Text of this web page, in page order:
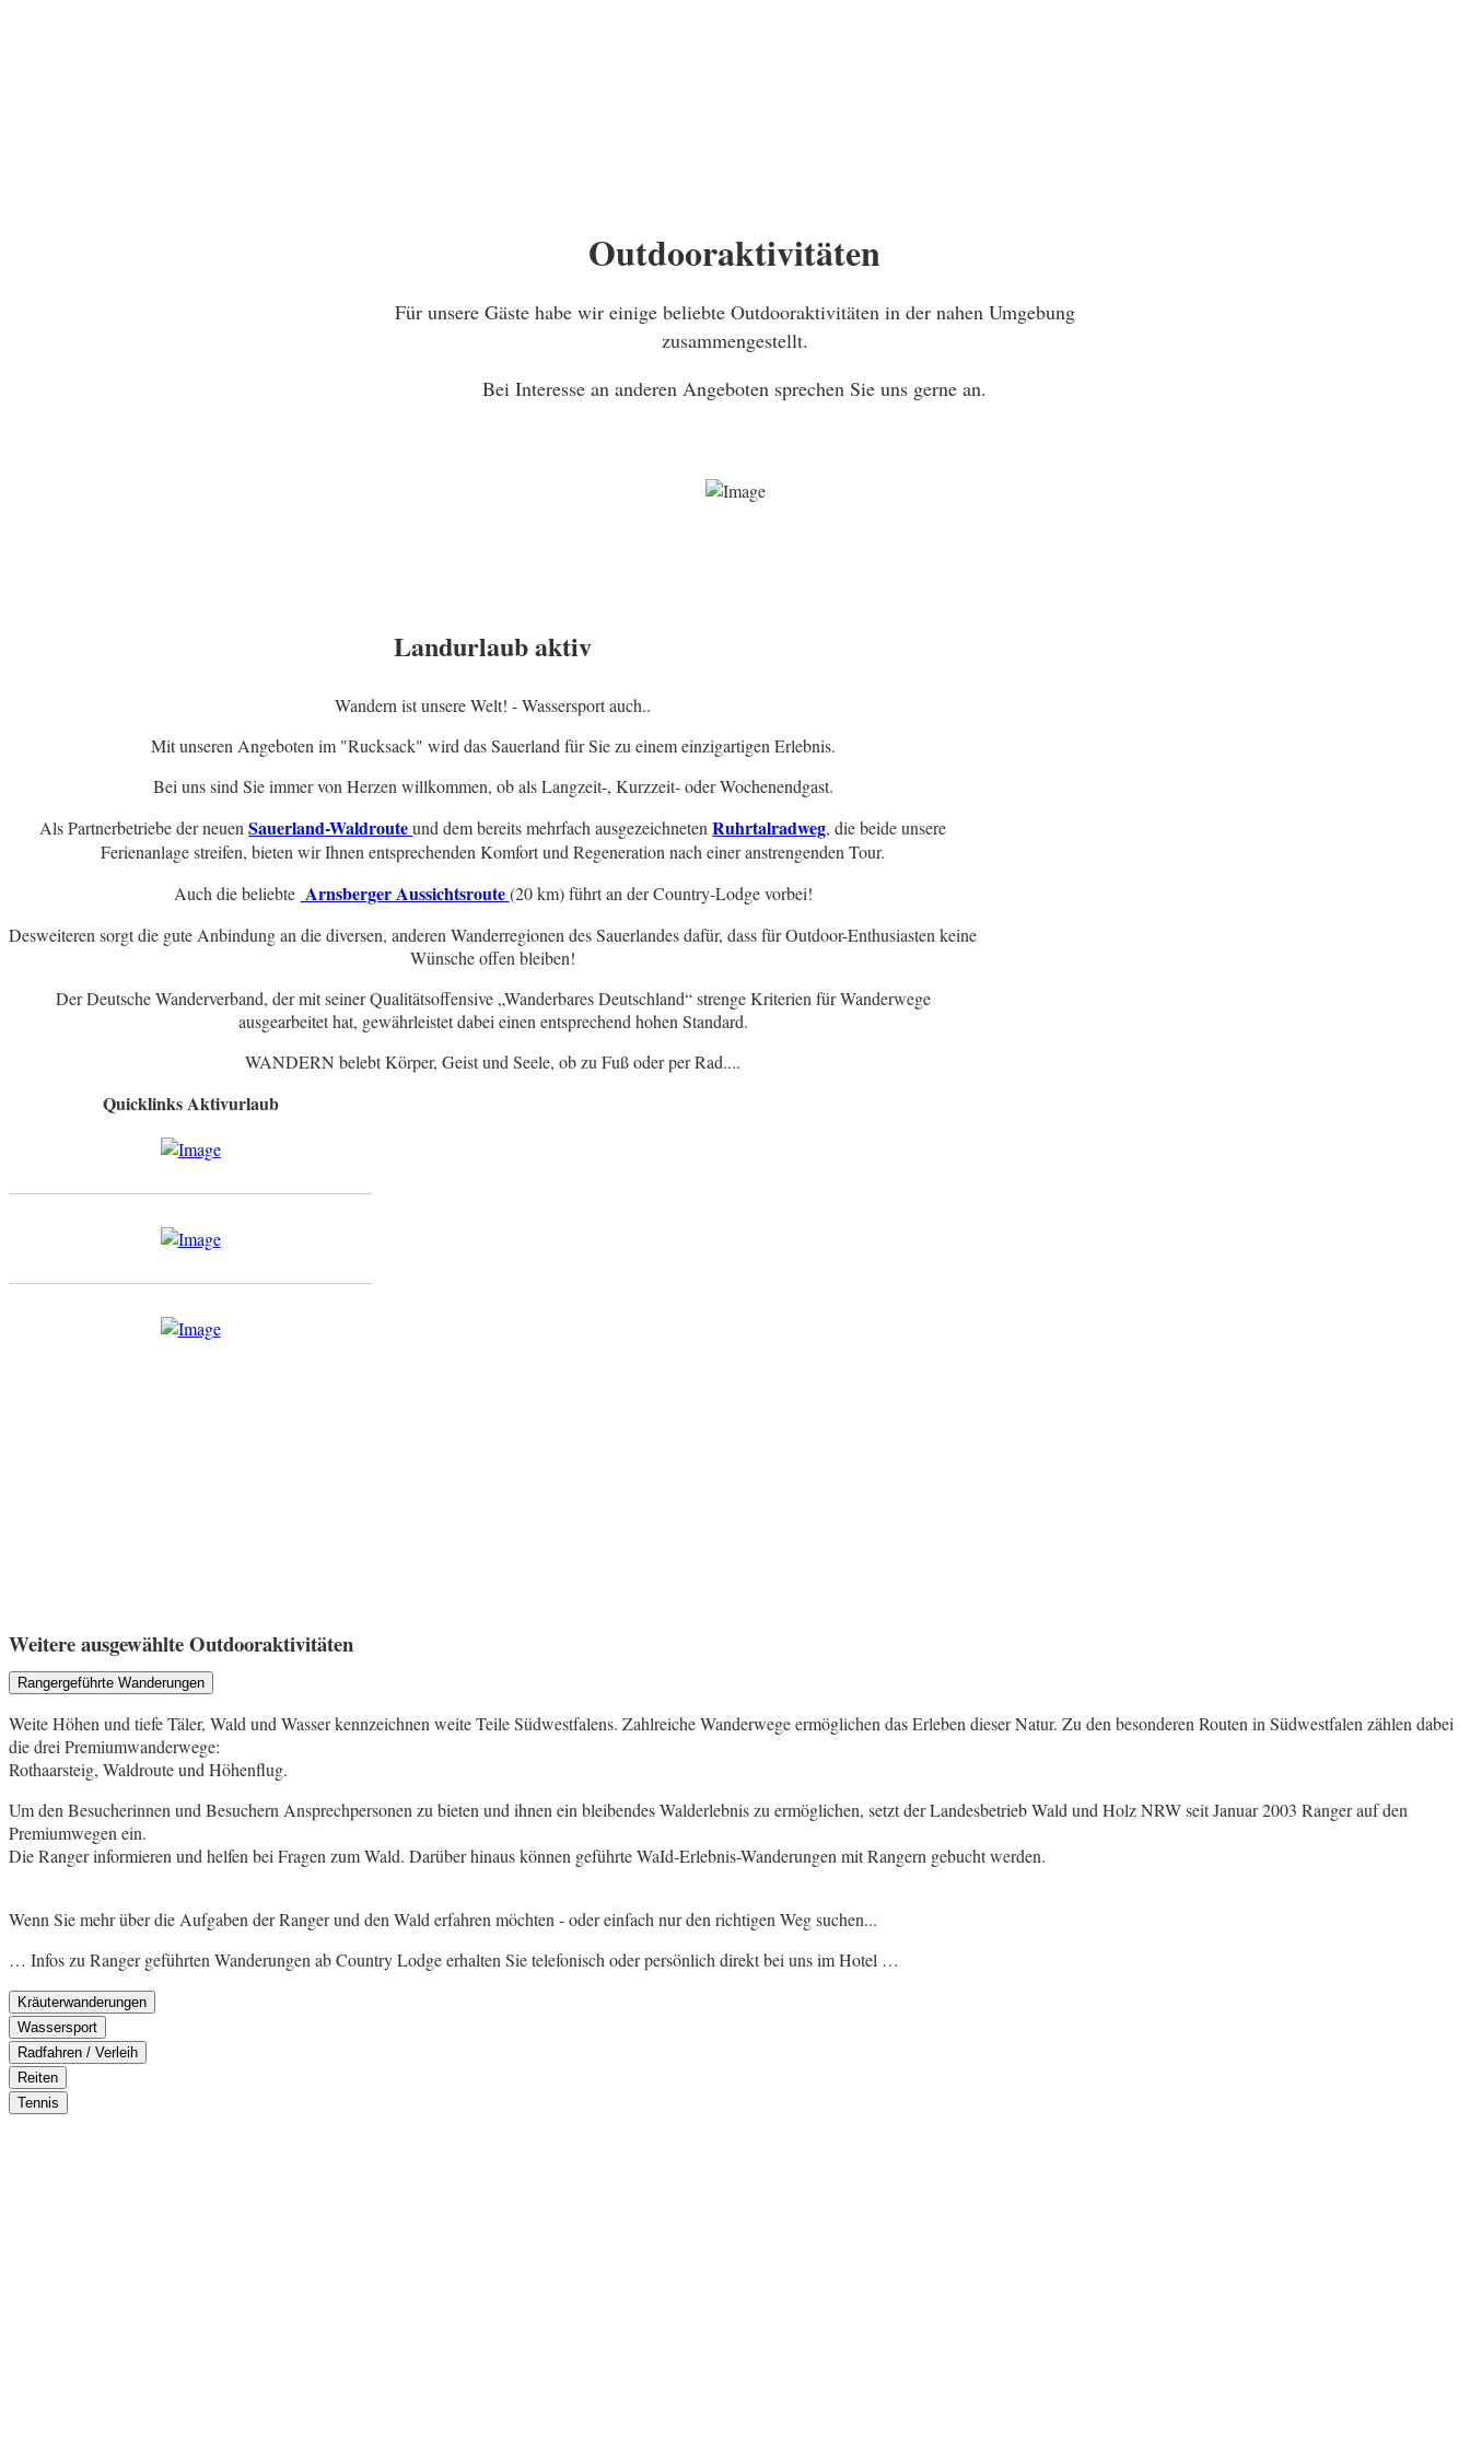
Outdooraktivitäten
Für unsere Gäste habe wir einige beliebte Outdooraktivitäten in der nahen Umgebung
zusammengestellt.
Bei Interesse an anderen Angeboten sprechen Sie uns gerne an.
Landurlaub aktiv
Wandern ist unsere Welt! - Wassersport auch..
Mit unseren Angeboten im "Rucksack" wird das Sauerland für Sie zu einem einzigartigen Erlebnis.
Bei uns sind Sie immer von Herzen willkommen, ob als Langzeit-, Kurzzeit- oder Wochenendgast.
Als Partnerbetriebe der neuenSauerland-Waldrouteund dem bereits mehrfach ausgezeichnetenRuhrtalradweg, die beide unsere
Ferienanlage streifen, bieten wir Ihnen entsprechenden Komfort und Regeneration nach einer anstrengenden Tour.
Auch die beliebte Arnsberger Aussichtsroute(20 km) führt an der Country-Lodge vorbei!
Desweiteren sorgt die gute Anbindung an die diversen, anderen Wanderregionen des Sauerlandes dafür, dass für Outdoor-Enthusiasten keine
Wünsche offen bleiben!
Der Deutsche Wanderverband, der mit seiner Qualitätsoffensive „Wanderbares Deutschland“ strenge Kriterien für Wanderwege
ausgearbeitet hat, gewährleistet dabei einen entsprechend hohen Standard.
WANDERN belebt Körper, Geist und Seele, ob zu Fuß oder per Rad....
Quicklinks Aktivurlaub
Weitere ausgewählte Outdooraktivitäten
Rangergeführte Wanderungen
Weite Höhen und tiefe Täler, Wald und Wasser kennzeichnen weite Teile Südwestfalens. Zahlreiche Wanderwege ermöglichen das Erleben dieser Natur. Zu den besonderen Routen in Südwestfalen zählen dabei
die drei Premiumwanderwege:
Rothaarsteig, Waldroute und Höhenflug.
Um den Besucherinnen und Besuchern Ansprechpersonen zu bieten und ihnen ein bleibendes Walderlebnis zu ermöglichen, setzt der Landesbetrieb Wald und Holz NRW seit Januar 2003 Ranger auf den
Premiumwegen ein.
Die Ranger informieren und helfen bei Fragen zum Wald. Darüber hinaus können geführte WaId-Erlebnis-Wanderungen mit Rangern gebucht werden.
Wenn Sie mehr über die Aufgaben der Ranger und den Wald erfahren möchten - oder einfach nur den richtigen Weg suchen...
… Infos zu Ranger geführten Wanderungen ab Country Lodge erhalten Sie telefonisch oder persönlich direkt bei uns im Hotel …
Kräuterwanderungen
Wassersport
Radfahren / Verleih
Reiten
Tennis